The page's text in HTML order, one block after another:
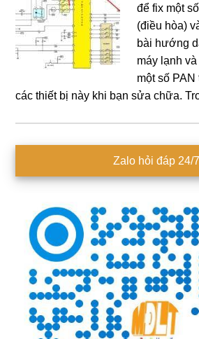
để fix một
(điều hòa)
bài hướng
máy lạnh
một số
các thiết bị này khi bạn sửa chữa.
chính
Zalo hỏi đáp 24/7